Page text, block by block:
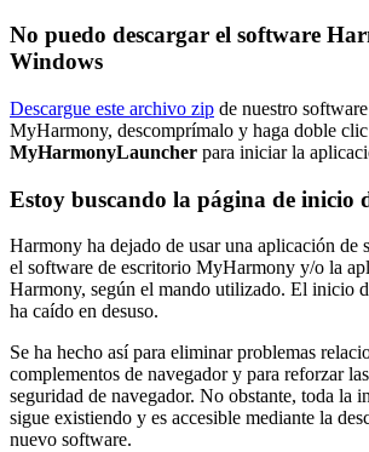
No puedo descargar el software
Windows
Descargue este archivo zip de nuestro
MyHarmony, descomprímalo y haga doble clic
MyHarmonyLauncher para iniciar la
Estoy buscando la página de inicio
Harmony ha dejado de usar una aplicación de
el software de escritorio MyHarmony y/o la
Harmony, según el mando utilizado. El inicio
ha caído en desuso.
Se ha hecho así para eliminar problemas
complementos de navegador y para reforzar
seguridad de navegador. No obstante, toda la
sigue existiendo y es accesible mediante la
nuevo software.